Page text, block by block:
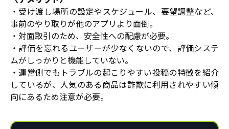
・受け渡し場所の設定やスケジュール、要望調整など、
事前のやり取りが他のアプリより面倒。
・対面取引のため、安全性への配慮が必要。
・評価を忘れるユーザーが少なくないので、評価システ
ムがしっかりと機能していない。
・運営側でもトラブルの起こりやすい投稿の特徴を紹介
しているが、人気のある商品は詐欺に利用されやすい傾
向にあるため注意が必要。